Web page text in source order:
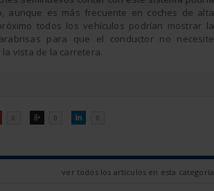
aunque es más frecuente en coches de alta
todos los vehículos podrían mostrar la
para que el conductor no necesite
vista de la carretera.
0 
GOOGLE0 
LINKEDIN
0
ver todos los artículos en esta categoría